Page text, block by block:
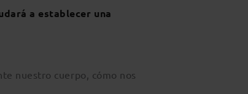
a establecer una
nuestro cuerpo, cómo nos